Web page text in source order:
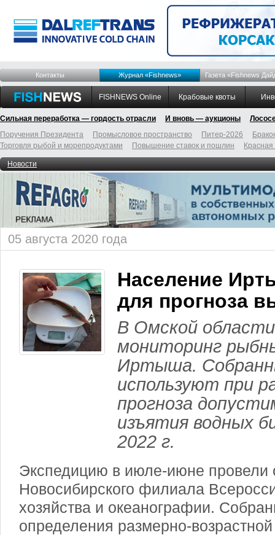
Контакты Журнал «Fishnews» Газета «Fishnews
FISHNEWS Online Крабовые квоты
Сильная переработка — гордость отрасли И вновь — аукционы
Поручения Президента
Промысловое пространство Питер-2026
Торговля рыбой и морепродуктами
Повышение ставок и пошлин
Новости
05 августа 2020 года
Население
для прогноза
В Омской
мониторинг
Иртыша.
используют при
прогноза
изъятия водных
2022 г.
Экспедицию в июле-июне провели
Новосибирского филиала
хозяйства и океанографии.
определения размерно-